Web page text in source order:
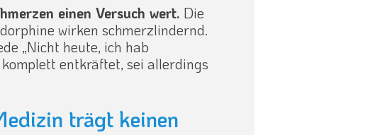
einen Versuch wert. Die
wirken schmerzlindernd.
„Nicht heute, ich hab
komplett entkräftet, sei allerdings
trägt keinen